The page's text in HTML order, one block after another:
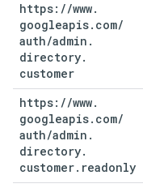
https: //www.
googleapis. com/
auth/admin .
directory.
customer
https: //www.
googleapis. com/
auth/admin .
directory.
customer. readonly